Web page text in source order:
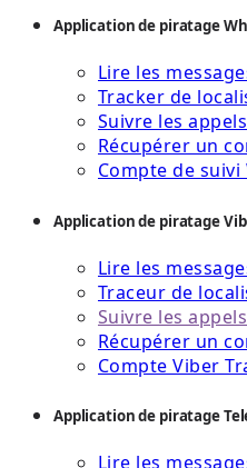
Application de piratage
Lire les
Tracker de
Suivre les
Récupérer un
Compte de suivi
Application de piratage
Lire les
Traceur de
Suivre les
Récupérer un
Compte Viber
Application de piratage
Lire les